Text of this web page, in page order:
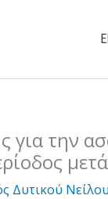
την
Δυτικού Νείλου